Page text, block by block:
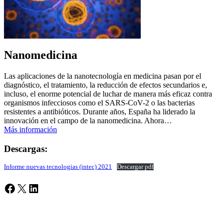
Nanomedicina
Las aplicaciones de la nanotecnología en medicina pasan por el
diagnóstico, el tratamiento, la reducción de efectos secundarios e,
incluso, el enorme potencial de luchar de manera más eficaz contra
organismos infecciosos como el SARS-CoV-2 o las bacterias
resistentes a antibióticos. Durante años, España ha liderado la
innovación en el campo de la nanomedicina. Ahora…
Más información
Descargas:
Informe nuevas tecnologias (intec) 2021 Descargar pdf
Facebook
X LinkedIn